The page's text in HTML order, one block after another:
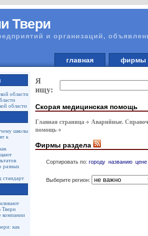
Твери
и организаций,
главная
области
области
школы
к
разных
стандарт
Твери
компании
как
Я
ищу:
Скорая медицинская помощь
Главная страница
Аварийные.
помощь
Фирмы раздела
Сортировать по: городу названию цене
Выберите регион: